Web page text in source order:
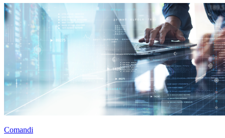
Comandi